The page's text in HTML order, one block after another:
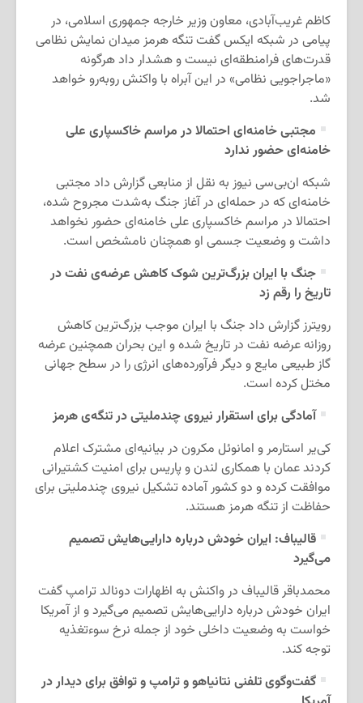
کاظم غریب‌آبادی، معاون وزیر خارجه جمهوری اسلامی، در
پیامی در شبکه ایکس گفت تنگه هرمز میدان نمایش نظامی
قدرت‌های فرامنطقه‌ای نیست و هشدار داد هرگونه
«ماجراجویی نظامی» در این آبراه با واکنش روبه‌رو خواهد
شد.
مجتبی خامنه‌ای احتمالا در مراسم خاکسپاری علی
خامنه‌ای حضور ندارد
شبکه ان‌بی‌سی نیوز به نقل از منابعی گزارش داد مجتبی
خامنه‌ای که در حمله‌ای در آغاز جنگ به‌شدت مجروح شده،
احتمالا در مراسم خاکسپاری علی خامنه‌ای حضور نخواهد
داشت و وضعیت جسمی او همچنان نامشخص است.
جنگ با ایران بزرگ‌ترین شوک کاهش عرضه‌ی نفت در
تاریخ را رقم زد
رویترز گزارش داد جنگ با ایران موجب بزرگ‌ترین کاهش
روزانه عرضه نفت در تاریخ شده و این بحران همچنین عرضه
گاز طبیعی مایع و دیگر فرآورده‌های انرژی را در سطح جهانی
مختل کرده است.
آمادگی برای استقرار نیروی چندملیتی در تنگه‌ی هرمز
کی‌یر استارمر و امانوئل مکرون در بیانیه‌ای مشترک اعلام
کردند عمان با همکاری لندن و پاریس برای امنیت کشتیرانی
موافقت کرده و دو کشور آماده تشکیل نیروی چندملیتی برای
حفاظت از تنگه هرمز هستند.
قالیباف: ایران خودش درباره دارایی‌هایش تصمیم
می‌گیرد
محمدباقر قالیباف در واکنش به اظهارات دونالد ترامپ گفت
ایران خودش درباره دارایی‌هایش تصمیم می‌گیرد و از آمریکا
خواست به وضعیت داخلی خود از جمله نرخ سوءتغذیه
توجه کند.
گفت‌وگوی تلفنی نتانیاهو و ترامپ و توافق برای دیدار در